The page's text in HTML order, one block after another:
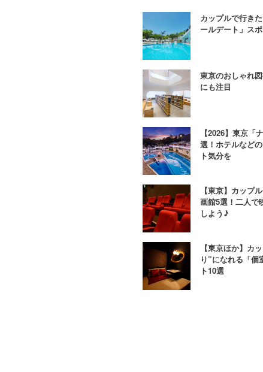
カップルで行き
ールデート」ス
東京のおしゃれ
にも注目
【2026】東京「
選！ホテルなど
ト気分を
【東京】カップ
画館5選！二人で
しよう♪
【東京ほか】カ
り”になれる「個
ト10選